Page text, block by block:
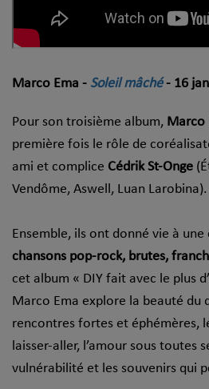
Marco Ema - Soleil mâché- 16
Pour son troisième album, Marco
première fois le rôle de
ami et complice Cédrik St-Onge
Vendôme, Aswell, Luan Larobina).
Ensemble, ils ont donné vie à
chansons pop-rock, brutes,
cet album « DIY fait avec le plus
Marco Ema explore la beauté du
rencontres fortes et éphémères,
laisser-aller, l’amour sous toutes
vulnérabilité et les souvenirs qui